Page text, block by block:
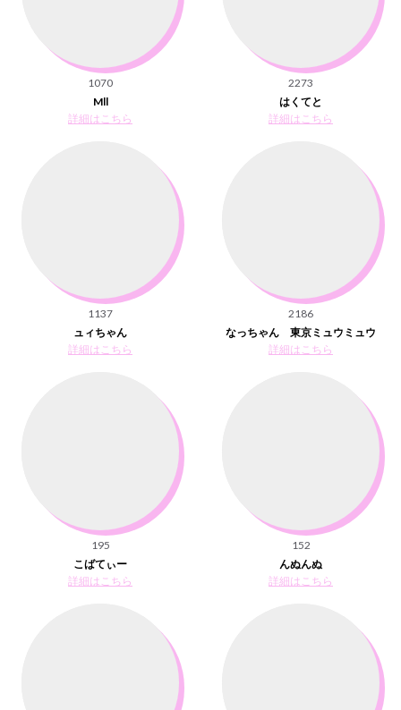
1070
Mll
詳細はこちら
2273
はくてと
詳細はこちら
1137
ュィちゃん
詳細はこちら
2186
なっちゃん 東京ミュウミュウ
詳細はこちら
195
こばてぃー
詳細はこちら
152
んぬんぬ
詳細はこちら